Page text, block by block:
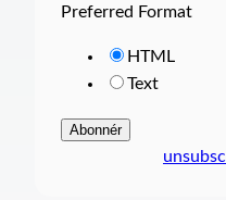
Preferred Format
HTML
Text